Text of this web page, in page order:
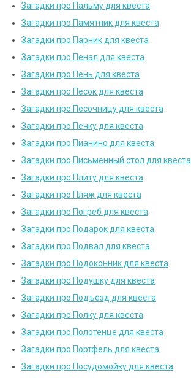
Загадки про Пальму для квеста
Загадки про Памятник для квеста
Загадки про Парник для квеста
Загадки про Пенал для квеста
Загадки про Пень для квеста
Загадки про Песок для квеста
Загадки про Песочницу для квеста
Загадки про Печку для квеста
Загадки про Пианино для квеста
Загадки про Письменный стол для квеста
Загадки про Плиту для квеста
Загадки про Пляж для квеста
Загадки про Погреб для квеста
Загадки про Подарок для квеста
Загадки про Подвал для квеста
Загадки про Подоконник для квеста
Загадки про Подушку для квеста
Загадки про Подъезд для квеста
Загадки про Полку для квеста
Загадки про Полотенце для квеста
Загадки про Портфель для квеста
Загадки про Посудомойку для квеста